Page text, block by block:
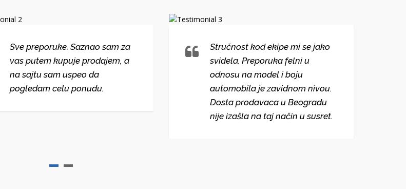
Sve preporuke. Saznao sam za
vas putem kupuje prodajem, a
na sajtu sam uspeo da
pogledam celu ponudu.
Stručnost kod ekipe mi se jako
svidela. Preporuka felni u
odnosu na model i boju
automobila je zavidnom nivou.
Dosta prodavaca u Beogradu
nije izašla na taj način u susret.